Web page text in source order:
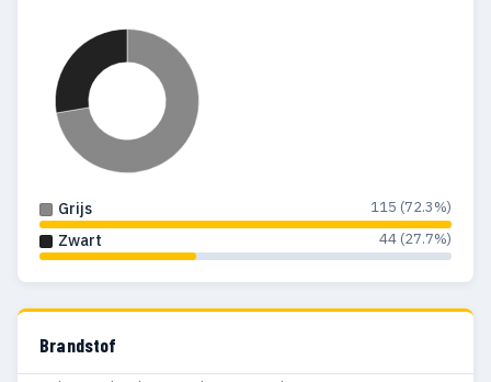
Grijs 115 (72.3%)
Zwart 44 (27.7%)
Brandstof